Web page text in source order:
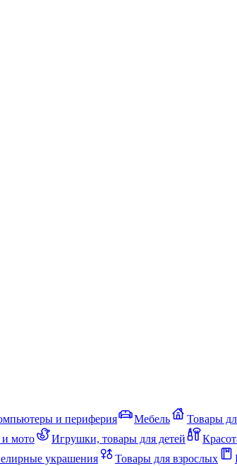
и периферия Мебель Товары
мото Игрушки, товары для детей
украшения Товары для взрослых